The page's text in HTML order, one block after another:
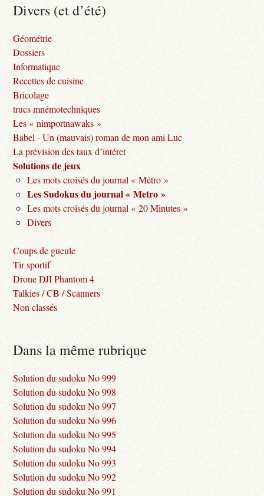
Divers (et d’été)
Géométrie
Dossiers
Informatique
Recettes de cuisine
Bricolage
trucs mnémotechniques
Les « nimportnawaks »
Babel - Un (mauvais) roman de mon ami Luc
La prévision des taux d’intéret
Solutions de jeux
Les mots croisés du journal « Métro »
Les Sudokus du journal « Metro »
Les mots croisés du journal « 20 Minutes »
Divers
Coups de gueule
Tir sportif
Drone DJI Phantom 4
Talkies / CB / Scanners
Non classés
Dans la même rubrique
Solution du sudoku No 999
Solution du sudoku No 998
Solution du sudoku No 997
Solution du sudoku No 996
Solution du sudoku No 995
Solution du sudoku No 994
Solution du sudoku No 993
Solution du sudoku No 992
Solution du sudoku No 991